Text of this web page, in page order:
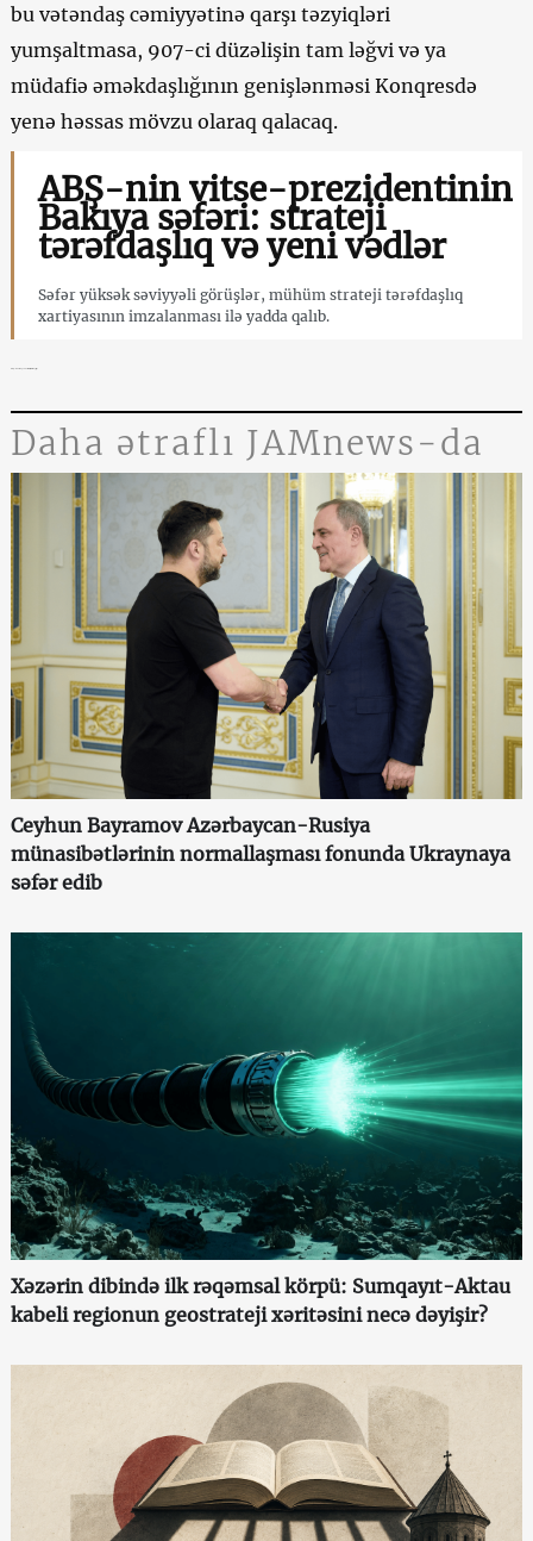
bu vətəndaş cəmiyyətinə qarşı təzyiqləri
yumşaltmasa, 907-ci düzəlişin tam ləğvi və ya
müdafiə əməkdaşlığının genişlənməsi Konqresdə
yenə həssas mövzu olaraq qalacaq.
ABŞ-nin vitse-prezidentinin
Bakıya səfəri: strateji
tərəfdaşlıq və yeni vədlər
Səfər yüksək səviyyəli görüşlər, mühüm strateji tərəfdaşlıq
xartiyasının imzalanması ilə yadda qalıb.
Daha ətraflı JAMnews-da
Ceyhun Bayramov Azərbaycan-Rusiya
münasibətlərinin normallaşması fonunda Ukraynaya
səfər edib
Xəzərin dibində ilk rəqəmsal körpü: Sumqayıt-Aktau
kabeli regionun geostrateji xəritəsini necə dəyişir?